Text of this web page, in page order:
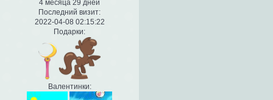
4 месяца 29 дней
Последний визит:
2022-04-08 02:15:22
Подарки:
Валентинки: